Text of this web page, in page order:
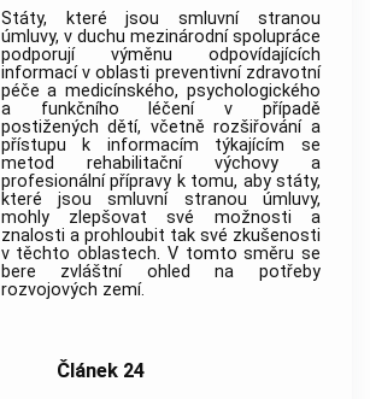
Státy, které jsou smluvní stranou
úmluvy, v duchu mezinárodní spolupráce
podporují výměnu odpovídajících
informací v oblasti preventivní zdravotní
péče a medicínského, psychologického
a funkčního léčení v případě
postižených dětí, včetně rozšiřování a
přístupu k informacím týkajícím se
metod rehabilitační výchovy a
profesionální přípravy k tomu, aby státy,
které jsou smluvní stranou úmluvy,
mohly zlepšovat své možnosti a
znalosti a prohloubit tak své zkušenosti
v těchto oblastech. V tomto směru se
bere zvláštní ohled na potřeby
rozvojových zemí.
Článek 24